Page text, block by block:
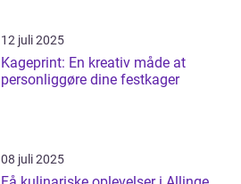
12 juli 2025
Kageprint: En kreativ måde at
personliggøre dine festkager
08 juli 2025